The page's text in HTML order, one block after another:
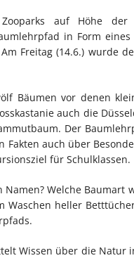
auf Höhe der
in Form
Freitag (14.6.) wurde
Bäumen vor denen
auch die
Der
Fakten auch über
für Schulklassen.
Welche Baumart
Waschen heller
Wissen über die Natur